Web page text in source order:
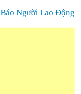
Báo Người Lao Động